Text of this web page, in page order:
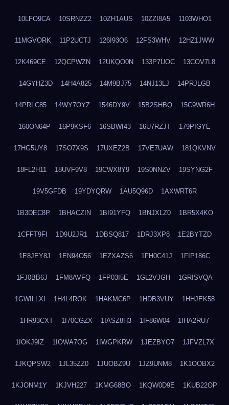
10LFO9CA 10SRNZZ2 10ZH1AUS 10ZZI8A5 1103WHO1
11MGVORK 11P2UCTJ 126I93O6 12FS3WHV 12HZ1JWW
12K469CE 12QCPWZN 12UKQO0N 133P7UOC 13COV7L8
14GYHZ3D 14H4A825 14M9BJ75 14NJ13LJ 14PRJLGB
14PRLC85 14WY7OYZ 1546DY9V 15B2SHBQ 15C9WR6H
160ON64P 16P9KSF6 16SBWI43 16U7RZJT 179PIGYE
17HG5UY8 17SO7X9S 17UXEZ2B 17VE7UAW 181QKVNV
18FL2H11 18UVF9V8 19CWX8Y9 19S0NNZV 19SYNG2F
19V5GFDB 19YDYQRW 1AU5Q96D 1AXWRT6R
1B3DEC8P 1BHACZIN 1BI91YFQ 1BNJXLZ0 1BR5X4KO
1CFFT9FI 1D9U2JR1 1DBSQ817 1DRJ3XP8 1E2BYTZD
1E8JEY8J 1EN94O56 1EZXAZS6 1FH0C41J 1FIP186C
1FJ0BB6J 1FM8AVFQ 1FP03I5E 1GL2VJGH 1GRISVQA
1GWILLXI 1H4L4ROK 1HAKMC6P 1HDB3VUY 1HHJEK58
1HR93CXT 1I70CGZX 1IASZ8H3 1IF86W04 1IHA2RU7
1IOKJ9IZ 1IOWA7OG 1IWGPKRW 1JEZBYO7 1JFVZL7X
1JKQPSW2 1JL35ZZ0 1JUOBZ9U 1JZ9UNM8 1K1OOBX2
1KJONM1Y 1KJVH227 1KMG68BO 1KQW0D9E 1KUB22OP